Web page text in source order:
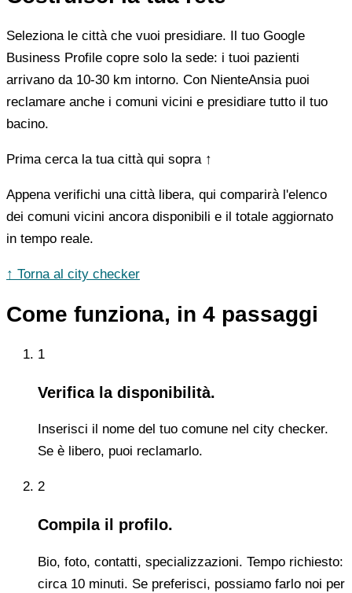
Seleziona le città che vuoi presidiare. Il tuo Google
Business Profile copre solo la sede: i tuoi pazienti
arrivano da 10-30 km intorno. Con NienteAnsia puoi
reclamare anche i comuni vicini e presidiare tutto il tuo
bacino.
Prima cerca la tua città qui sopra ↑
Appena verifichi una città libera, qui comparirà l'elenco
dei comuni vicini ancora disponibili e il totale aggiornato
in tempo reale.
↑ Torna al city checker
Come funziona, in 4 passaggi
1
Verifica la disponibilità.
Inserisci il nome del tuo comune nel city checker.
Se è libero, puoi reclamarlo.
2
Compila il profilo.
Bio, foto, contatti, specializzazioni. Tempo richiesto:
circa 10 minuti. Se preferisci, possiamo farlo noi per